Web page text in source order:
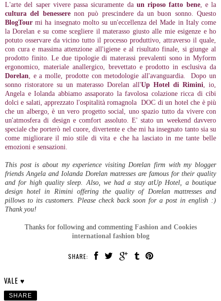
L'arte del saper vivere passa sicuramente da un riposo fatto bene, e la
cultura del benesserenon può prescindere da un buon sonno. Questo
BlogTour mi ha insegnato molto su un'eccellenza del Made in Italy come
la Dorelan e su come scegliere il materasso giusto alle mie esigenze e ho
potuto osservare da vicino tutto il processo produttivo, attraverso il quale,
con cura e massima attenzione all'igiene e al risultato finale, si giunge al
prodotto finito. Le due tipologie di materassi prevalenti sono in Myform
ergonomico, materiale anallergico, brevettato e prodotto in esclusiva da
Dorelan , e a molle, prodotte con metodologie all'avanguardia. Dopo un
sonno ristoratore su un materasso Dorelan all'Up Hotel di Rimini , io,
Angela e Iolanda abbiamo assaporato la favolosa colazione ricca di cibi
dolci e salati, apprezzato l'ospitalità romagnola DOC di un hotel che è più
che un albergo, è un vero progetto social, uno spazio tutto da vivere con
un'atmosfera di design e comfort assoluto. E' stato un weekend davvero
speciale che porterò nel cuore, divertente e che mi ha insegnato tanto sia su
come migliorare il mio stile di vita e che ha lasciato in me tante belle
emozioni e sensazioni.
This post is about my experience visiting Dorelan firm with my blogger
friends Angela and Iolanda Dorelan matresses are famous for their quality
and for high quality sleep. Also, we had a stay atUp Hotel, a boutique
design hotel in Rimini offering the quality of Dorelan mattresses and
pillows to its customers. Please check back soon for a post in english :)
Thank you!
Thanks for following and commenting Fashion and Cookies
international fashion blog
SHARE:
VALE ♥
SHARE